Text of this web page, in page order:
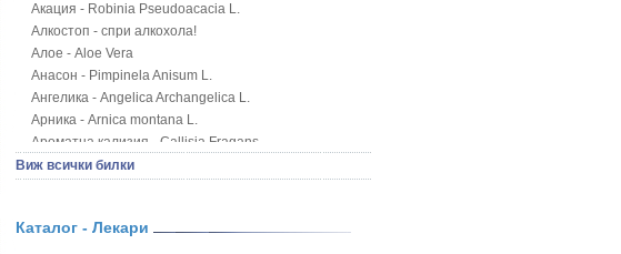
Акация - Robinia Pseudoacacia L.
Алкостоп - спри алкохола!
Алое - Aloe Vera
Анасон - Pimpinela Anisum L.
Ангелика - Angelica Archangelica L.
Арника - Arnica montana L.
Ароматна кализия - Callisia Fragans
Арония - Sorbus melanocorpa
Блатен аир - Acorus calamus L.
Виж всички билки
Каталог - Лекари